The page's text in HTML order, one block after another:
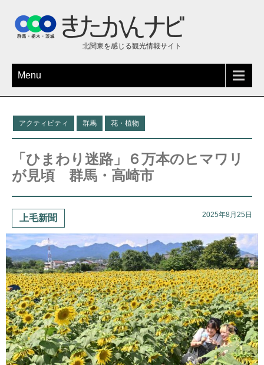
北関東を感じる観光情報サイト
Menu
アクティビティ 群馬 花・植物
「ひまわり迷路」６万本のヒマワリ
が見頃 群馬・高崎市
上毛新聞 2025年8月25日